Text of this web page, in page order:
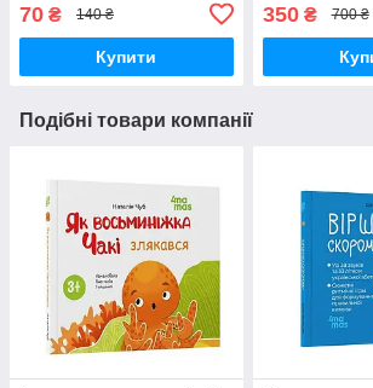
мовою
70 ₴ 140 ₴
Купити
Читаємо
українською
350₴ 700 ₴
Подібні товари компанії